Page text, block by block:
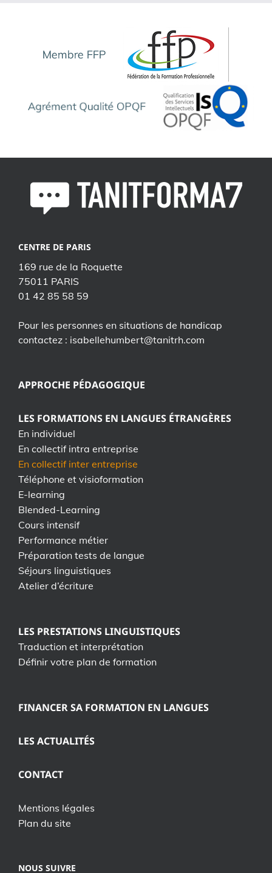
CENTRE DE PARIS
169 rue de la Roquette
75011 PARIS
01 42 85 58 59
Pour les personnes en situations de handicap
contactez : isabellehumbert@tanitrh.com
APPROCHE PÉDAGOGIQUE
LES FORMATIONS EN LANGUES ÉTRANGÈRES
En individuel
En collectif intra entreprise
En collectif inter entreprise
Téléphone et visioformation
E-learning
Blended-Learning
Cours intensif
Performance métier
Préparation tests de langue
Séjours linguistiques
Atelier d’écriture
LES PRESTATIONS LINGUISTIQUES
Traduction et interprétation
Définir votre plan de formation
FINANCER SA FORMATION EN LANGUES
LES ACTUALITÉS
CONTACT
Mentions légales
Plan du site
NOUS SUIVRE